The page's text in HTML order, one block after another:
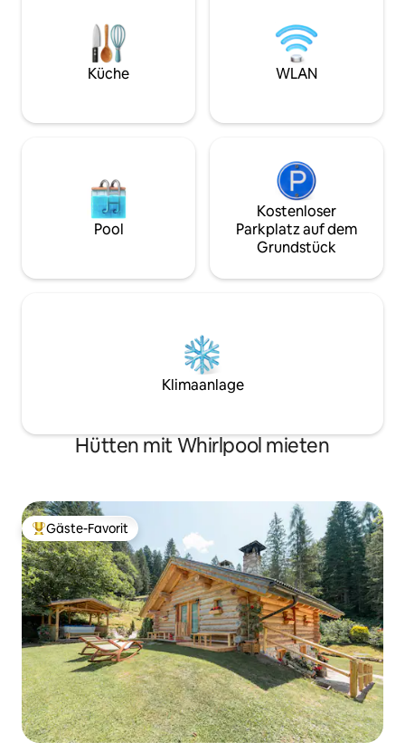
Originalstein
modernen
komfortablen
Aufenthalt zu
Küche WLAN
Pool
Kostenloser
Parkplatz auf dem
Grundstück
Klimaanlage
Hütten mit Whirlpool mieten
Beliebter Gäste-Favorit.
Gäste-Favorit